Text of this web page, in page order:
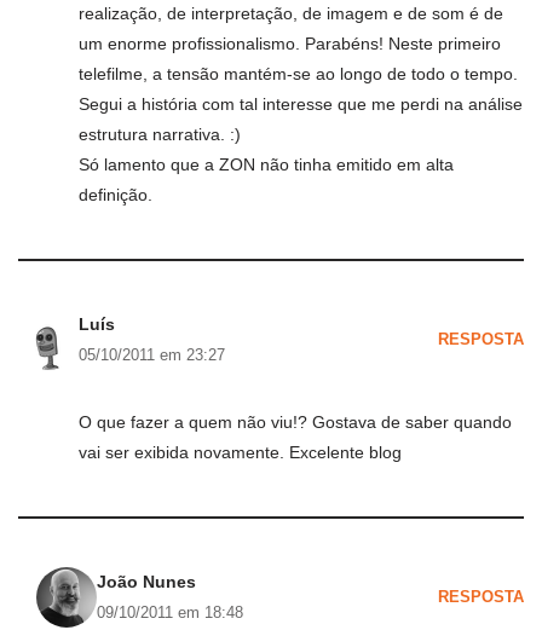
realização, de interpretação, de imagem e de som é de
um enorme profissionalismo. Parabéns! Neste primeiro
telefilme, a tensão mantém-se ao longo de todo o tempo.
Segui a história com tal interesse que me perdi na análise
estrutura narrativa. :)
Só lamento que a ZON não tinha emitido em alta
definição.
Luís
05/10/2011 em 23:27
RESPOSTA
O que fazer a quem não viu!? Gostava de saber quando
vai ser exibida novamente. Excelente blog
João Nunes
09/10/2011 em 18:48
RESPOSTA